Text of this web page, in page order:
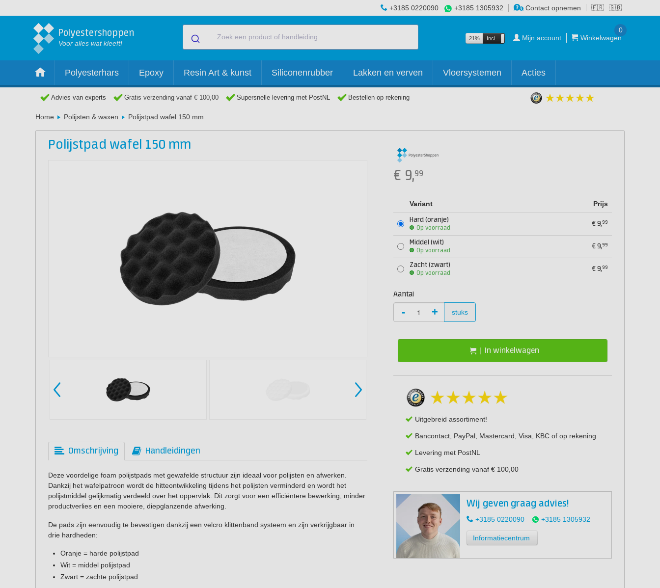
🇫🇷 🇬🇧
+3185 0220090 +3185 1305932 Contact opnemen
Polyestershoppen
Voor alles wat kleeft!
21% Incl. Excl. Mijn account Winkelwagen
0
Polyesterhars Epoxy Resin Art & kunst Siliconenrubber Lakken en verven Vloersystemen Acties
Advies van experts Gratis verzending vanaf € 100,00 Supersnelle levering met PostNL Bestellen op rekening
Home Polijsten & waxen Polijstpad wafel 150 mm
Polijstpad wafel 150 mm
Omschrijving Handleidingen
Deze voordelige foam polijstpads met gewafelde structuur zijn ideaal voor polijsten en afwerken.
Dankzij het wafelpatroon wordt de hitteontwikkeling tijdens het polijsten verminderd en wordt het
polijstmiddel gelijkmatig verdeeld over het oppervlak. Dit zorgt voor een efficiëntere bewerking, minder
productverlies en een mooiere, diepglanzende afwerking.
De pads zijn eenvoudig te bevestigen dankzij een velcro klittenband systeem en zijn verkrijgbaar in
drie hardheden:
Oranje = harde polijstpad
Wit = middel polijstpad
Zwart = zachte polijstpad
€ 9,99
Variant Prijs
Hard (oranje)
Op voorraad
€9,99
Middel (wit)
Op voorraad
€9,99
Zacht (zwart)
Op voorraad
€9,99
Aantal
- + stuks
In winkelwagen
Uitgebreid assortiment!
Bancontact, PayPal, Mastercard, Visa, KBC of op rekening
Levering met PostNL
Gratis verzending vanaf € 100,00
Wij geven graag advies!
+3185 0220090 +3185 1305932
Informatiecentrum